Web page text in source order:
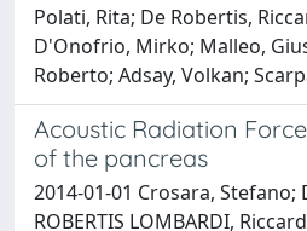
Polati, Rita; De Robertis,
D'Onofrio, Mirko; Malleo,
Roberto; Adsay, Volkan;
Acoustic Radiation
of the pancreas
2014-01-01 Crosara,
ROBERTIS LOMBARDI,